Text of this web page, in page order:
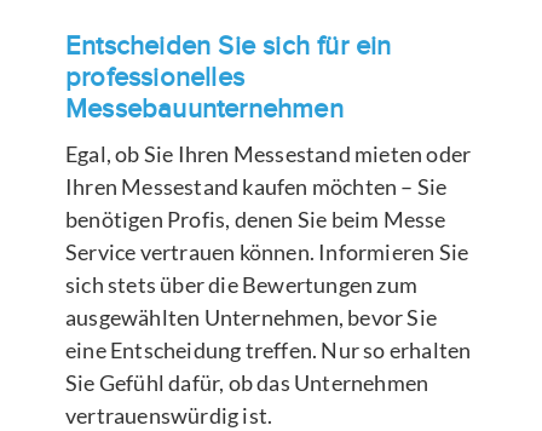
Entscheiden Sie sich für ein
professionelles
Messebauunternehmen
Egal, ob Sie Ihren Messestand mieten oder
Ihren Messestand kaufen möchten – Sie
benötigen Profis, denen Sie beim Messe
Service vertrauen können. Informieren Sie
sich stets über die Bewertungen zum
ausgewählten Unternehmen, bevor Sie
eine Entscheidung treffen. Nur so erhalten
Sie Gefühl dafür, ob das Unternehmen
vertrauenswürdig ist.